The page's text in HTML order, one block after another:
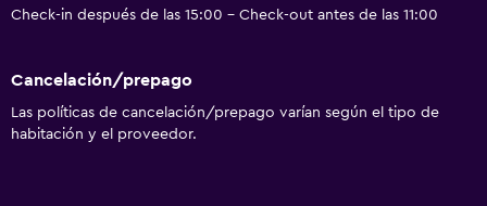
Sala de estar/TV compartida
Accesibilidad y adecuación
Check-in después de las 15:00 - Check-out antes de las 11:00
Cancelación/prepago
Las políticas de cancelación/prepago varían según el tipo de
habitación y el proveedor.